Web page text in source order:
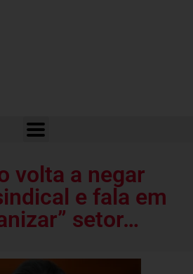
volta a negar
e fala em
setor…